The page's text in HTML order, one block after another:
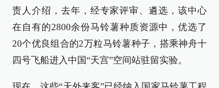
责人介绍，去年，经专家评审、遴选，该中心
在自有的2800余份马铃薯种质资源中，优选了
20个优良组合的2万粒马铃薯种子，搭乘神舟十
四号飞船进入中国“天宫”空间站驻留实验。